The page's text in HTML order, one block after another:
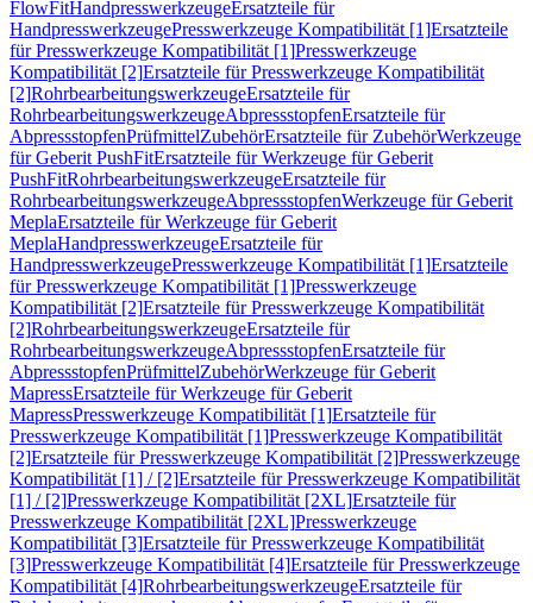
FlowFitHandpresswerkzeugeErsatzteile für
HandpresswerkzeugePresswerkzeuge Kompatibilität [1]Ersatzteile
für Presswerkzeuge Kompatibilität [1]Presswerkzeuge
Kompatibilität [2]Ersatzteile für Presswerkzeuge Kompatibilität
[2]RohrbearbeitungswerkzeugeErsatzteile für
RohrbearbeitungswerkzeugeAbpressstopfenErsatzteile für
AbpressstopfenPrüfmittelZubehörErsatzteile für ZubehörWerkzeuge
für Geberit PushFitErsatzteile für Werkzeuge für Geberit
PushFitRohrbearbeitungswerkzeugeErsatzteile für
RohrbearbeitungswerkzeugeAbpressstopfenWerkzeuge für Geberit
MeplaErsatzteile für Werkzeuge für Geberit
MeplaHandpresswerkzeugeErsatzteile für
HandpresswerkzeugePresswerkzeuge Kompatibilität [1]Ersatzteile
für Presswerkzeuge Kompatibilität [1]Presswerkzeuge
Kompatibilität [2]Ersatzteile für Presswerkzeuge Kompatibilität
[2]RohrbearbeitungswerkzeugeErsatzteile für
RohrbearbeitungswerkzeugeAbpressstopfenErsatzteile für
AbpressstopfenPrüfmittelZubehörWerkzeuge für Geberit
MapressErsatzteile für Werkzeuge für Geberit
MapressPresswerkzeuge Kompatibilität [1]Ersatzteile für
Presswerkzeuge Kompatibilität [1]Presswerkzeuge Kompatibilität
[2]Ersatzteile für Presswerkzeuge Kompatibilität [2]Presswerkzeuge
Kompatibilität [1] / [2]Ersatzteile für Presswerkzeuge Kompatibilität
[1] / [2]Presswerkzeuge Kompatibilität [2XL]Ersatzteile für
Presswerkzeuge Kompatibilität [2XL]Presswerkzeuge
Kompatibilität [3]Ersatzteile für Presswerkzeuge Kompatibilität
[3]Presswerkzeuge Kompatibilität [4]Ersatzteile für Presswerkzeuge
Kompatibilität [4]RohrbearbeitungswerkzeugeErsatzteile für